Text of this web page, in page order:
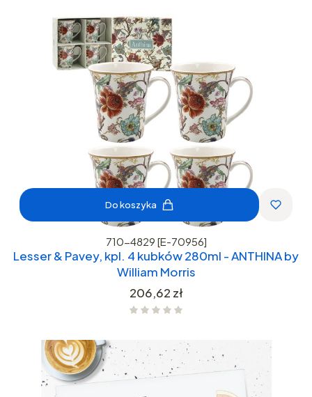
Do koszyka
710-4829 [E-70956]
Lesser & Pavey, kpl. 4 kubków 280ml - ANTHINA by
William Morris
Cena
206,62 zł